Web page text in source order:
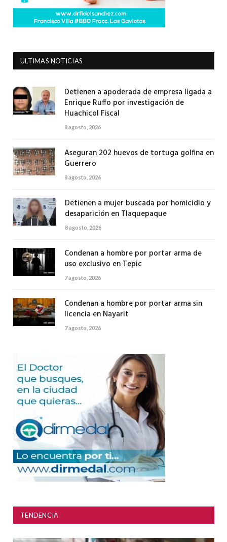
ULTIMAS NOTICIAS
Detienen a apoderada de empresa ligada a
Enrique Ruffo por investigación de
Huachicol Fiscal
8 agosto, 2026
Aseguran 202 huevos de tortuga golfina en
Guerrero
8 agosto, 2026
Detienen a mujer buscada por homicidio y
desaparición en Tlaquepaque
8 agosto, 2026
Condenan a hombre por portar arma de
uso exclusivo en Tepic
7 agosto, 2026
Condenan a hombre por portar arma sin
licencia en Nayarit
7 agosto, 2026
TENDENCIA